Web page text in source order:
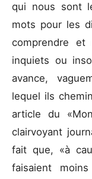
qui nous sont
mots pour les
comprendre
inquiets ou
avance,
lequel ils
article du
clairvoyant
fait que, «à
faisaient